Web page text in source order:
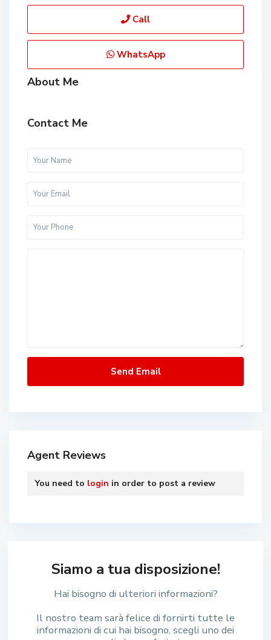
Call
WhatsApp
About Me
Contact Me
Agent Reviews
You need to login in order to post a review
Siamo a tua disposizione!
Hai bisogno di ulteriori informazioni?
Il nostro team sarà felice di fornirti tutte le
informazioni di cui hai bisogno, scegli uno dei